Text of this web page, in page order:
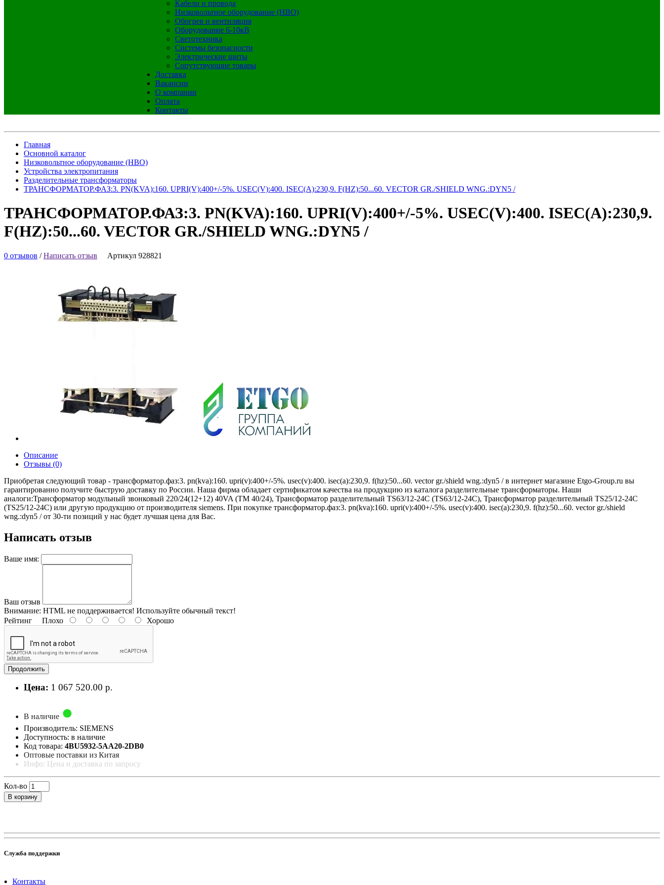
Кабели и провода
Низковольтное оборудование (НВО)
Обогрев и вентиляция
Оборудование 6-10кВ
Светотехника
Системы безопасности
Электрические щиты
Сопутствующие товары
Доставка
Вакансии
О компании
Оплата
Контакты
Главная
Основной каталог
Низковольтное оборудование (НВО)
Устройства электропитания
Разделительные трансформаторы
ТРАНСФОРМАТОР.ФАЗ:3. PN(KVA):160. UPRI(V):400+/-5%. USEC(V):400. ISEC(A):230,9. F(HZ):50...60. VECTOR GR./SHIELD WNG.:DYN5 /
ТРАНСФОРМАТОР.ФАЗ:3. PN(KVA):160. UPRI(V):400+/-5%. USEC(V):400. ISEC(A):230,9.
F(HZ):50...60. VECTOR GR./SHIELD WNG.:DYN5 /
0 отзывов /Написать отзыв Артикул 928821
Описание
Отзывы (0)
Приобретая следующий товар - трансформатор.фаз:3. pn(kva):160. upri(v):400+/-5%. usec(v):400. isec(a):230,9. f(hz):50...60. vector gr./shield wng.:dyn5 / в интернет магазине Etgo-Group.ru вы
гарантированно получите быструю доставку по России. Наша фирма обладает сертификатом качества на продукцию из каталога разделительные трансформаторы. Наши
аналоги:Трансформатор модульный звонковый 220/24(12+12) 40VA (TM 40/24), Трансформатор разделительный TS63/12-24C (TS63/12-24C), Трансформатор разделительный TS25/12-24C
(TS25/12-24C) или другую продукцию от производителя siemens. При покупке трансформатор.фаз:3. pn(kva):160. upri(v):400+/-5%. usec(v):400. isec(a):230,9. f(hz):50...60. vector gr./shield
wng.:dyn5 / от 30-ти позиций у нас будет лучшая цена для Вас.
Написать отзыв
Ваше имя:
Ваш отзыв
Внимание: HTML не поддерживается! Используйте обычный текст!
Рейтинг Плохо Хорошо
Продолжить
Цена: 1 067 520.00 р.
В наличие
Производитель: SIEMENS
Доступность: в наличие
Код товара: 4BU5932-5AA20-2DB0
Оптовые поставки из Китая
Инфо: Цена и доставка по запросу
Кол-во
В корзину
Служба поддержки
Контакты